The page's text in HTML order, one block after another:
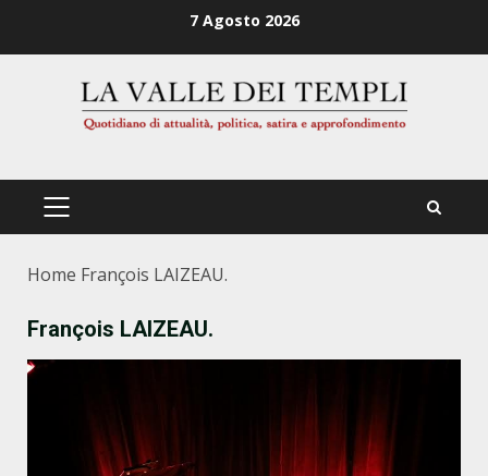
7 Agosto 2026
PRIMÄRES
Home François LAIZEAU.
François LAIZEAU.